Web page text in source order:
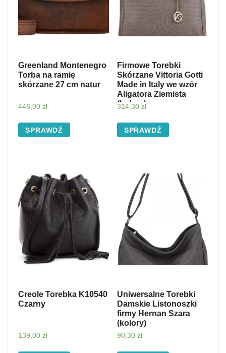
Greenland Montenegro
Torba na ramię
skórzane 27 cm natur
446,00 zł
SPRAWDŹ
Firmowe Torebki
Skórzane Vittoria Gotti
Made in Italy we wzór
Aligatora Ziemista
(kolory)
314,30 zł
SPRAWDŹ
Creole Torebka K10540
Czarny
139,00 zł
Uniwersalne Torebki
Damskie Listonoszki
firmy Hernan Szara
(kolory)
90,30 zł